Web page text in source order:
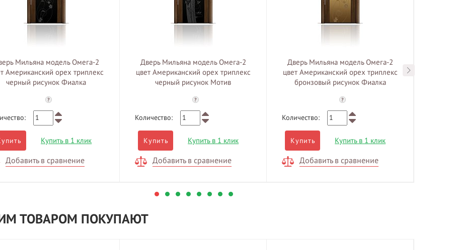
Мильяна модель Омега-2
Американский орех триплекс
черный рисунок Фиалка
?
Купить в 1 клик
Добавить в сравнение
Дверь Мильяна модель Омега-2
цвет Американский орех триплекс
черный рисунок Мотив
?
Количество:
Купить Купить в 1 клик
Добавить в сравнение
Дверь Мильяна модель Омега-2
цвет Американский орех триплекс
бронзовый рисунок Фиалка
?
Количество:
Купить Купить в 1 клик
Добавить в сравнение
ТОВАРОМ ПОКУПАЮТ